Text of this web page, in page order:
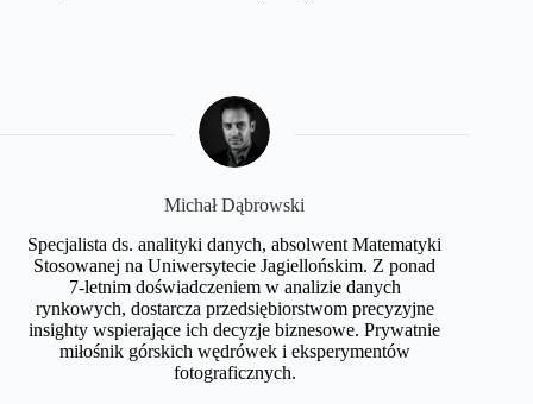
Michał Dąbrowski
Specjalista ds. analityki danych, absolwent Matematyki
Stosowanej na Uniwersytecie Jagiellońskim. Z ponad
7-letnim doświadczeniem w analizie danych
rynkowych, dostarcza przedsiębiorstwom precyzyjne
insighty wspierające ich decyzje biznesowe. Prywatnie
miłośnik górskich wędrówek i eksperymentów
fotograficznych.